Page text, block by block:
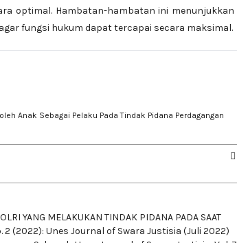
optimal. Hambatan-hambatan ini menunjukkan
fungsi hukum dapat tercapai secara maksimal.
Anak Sebagai Pelaku Pada Tindak Pidana Perdagangan
YANG MELAKUKAN TINDAK PIDANA PADA SAAT
2 (2022): Unes Journal of Swara Justisia (Juli 2022)